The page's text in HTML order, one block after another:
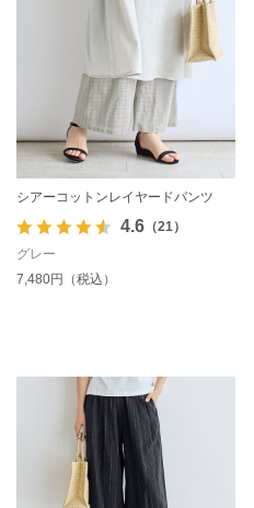
シアーコットンレイヤードパンツ
4.6（21）
グレー
7,480円（税込）